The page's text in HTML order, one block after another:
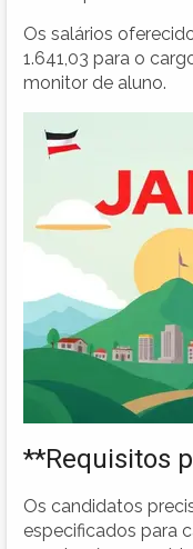
Os salários
1.641,03 para o
monitor de aluno.
**Requisitos
Os candidatos
especificados para